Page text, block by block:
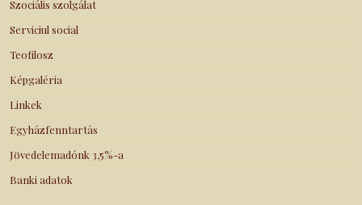
Szociális szolgálat
Serviciul social
Teofilosz
Képgaléria
Linkek
Egyházfenntartás
Jövedelemadónk 3,5%-a
Banki adatok